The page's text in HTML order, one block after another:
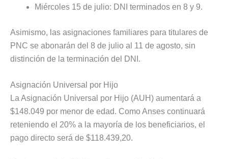
Miércoles 15 de julio: DNI terminados en 8 y 9.
Asimismo, las asignaciones familiares para titulares de
PNC se abonarán del 8 de julio al 11 de agosto, sin
distinción de la terminación del DNI.
Asignación Universal por Hijo
La Asignación Universal por Hijo (AUH) aumentará a
$148.049 por menor de edad. Como Anses continuará
reteniendo el 20% a la mayoría de los beneficiarios, el
pago directo será de $118.439,20.